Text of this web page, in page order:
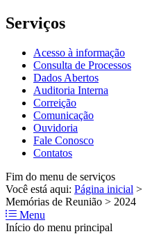
Serviços
Acesso à informação
Consulta de Processos
Dados Abertos
Auditoria Interna
Correição
Comunicação
Ouvidoria
Fale Conosco
Contatos
Fim do menu de serviços
Você está aqui: Página inicial >
Memórias de Reunião > 2024
Menu
Início do menu principal